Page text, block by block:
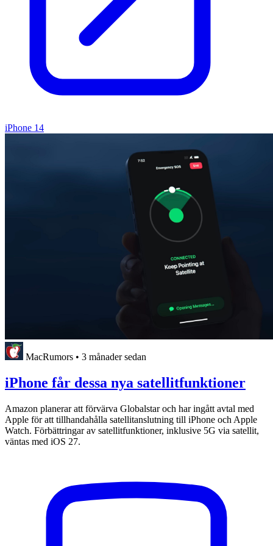
iPhone 14
MacRumors • 3 månader sedan
iPhone får dessa nya satellitfunktioner
Amazon planerar att förvärva Globalstar och har ingått avtal med
Apple för att tillhandahålla satellitanslutning till iPhone och Apple
Watch. Förbättringar av satellitfunktioner, inklusive 5G via satellit,
väntas med iOS 27.